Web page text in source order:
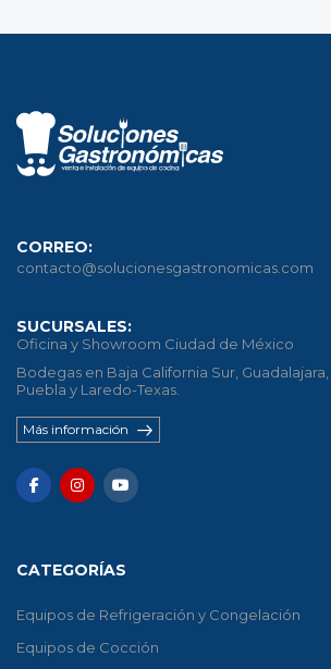
CORREO:
contacto@solucionesgastronomicas.com
SUCURSALES:
Oficina y Showroom Ciudad de México
Bodegas en Baja California Sur,
Puebla y Laredo-Texas.
Más información
CATEGORÍAS
Equipos de Refrigeración y Congelación
Equipos de Cocción